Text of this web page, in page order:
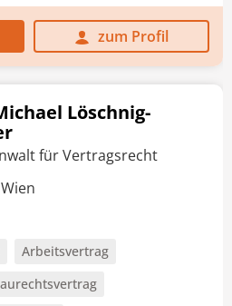
zum Profil
Löschnig-
für Vertragsrecht
Arbeitsvertrag